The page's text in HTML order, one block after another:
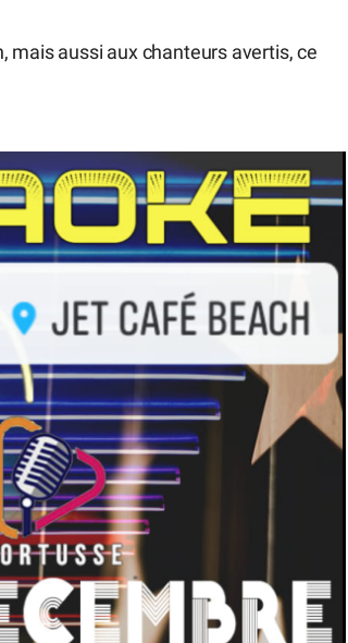
mais aussi aux chanteurs avertis, ce